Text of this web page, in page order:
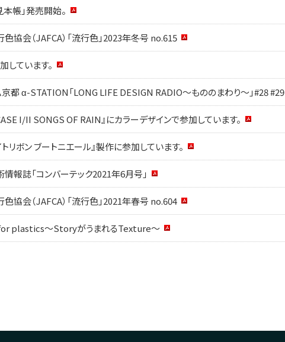
帳」発売開始。
協会（JAFCA）「流行色」2023年冬号 no.615
しています。
都 α-STATION「LONG LIFE DESIGN RADIO～もののまわり～」#28 #29
I/II SONGS OF RAIN』にカラーデザインで参加しています。
リボン ブートニエール』製作に参加しています。
報誌「コンバーテック2021年6月号」
協会（JAFCA）「流行色」2021年春号 no.604
plastics～StoryがうまれるTexture～